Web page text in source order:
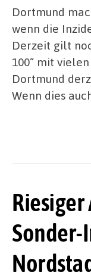
Dortmund
wenn die
Derzeit gilt
100“ mit
Dortmund
Wenn dies